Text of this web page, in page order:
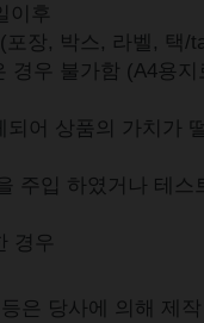
이후
장, 박스, 라벨, 택/
우 불가함 (A4용지
어 상품의 가치가
주입 하였거나 테스
경우
은 당사에 의해 제